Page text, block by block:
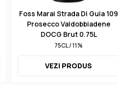
Foss Marai Strada Di Guia 109
Prosecco Valdobbiadene
DOCG Brut 0.75L
75CL / 11%
VEZI PRODUS